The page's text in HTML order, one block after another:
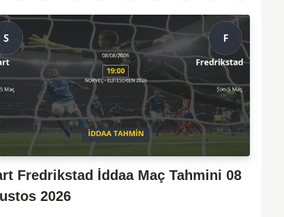
Fredrikstad İddaa Maç Tahmini 08
2026